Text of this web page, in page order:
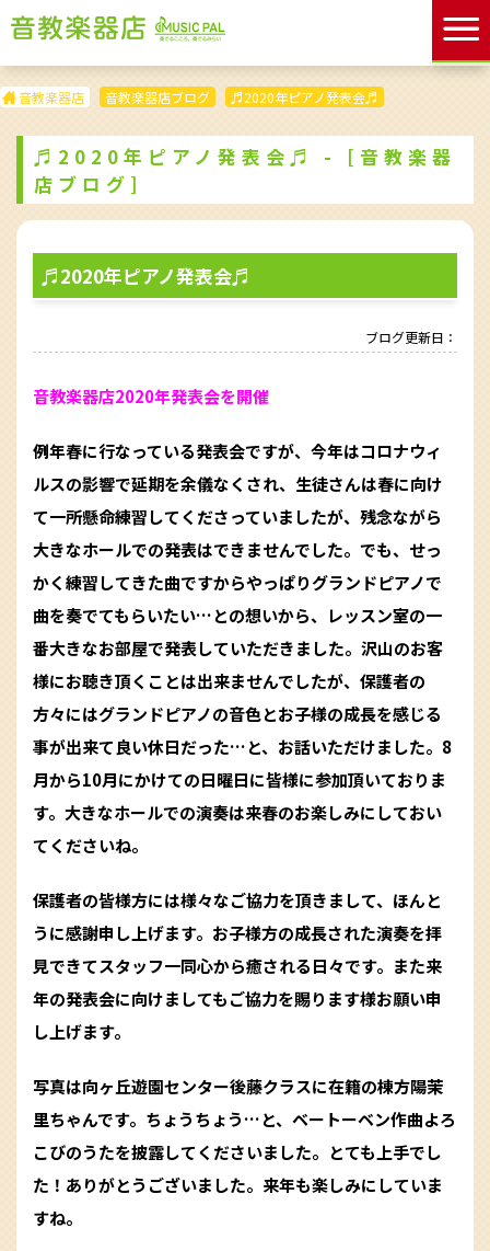
音教楽器店 音教楽器店ブログ ♬2020年ピアノ発表会♬
♬2020年ピアノ発表会♬ - [音教楽器
店ブログ]
♬2020年ピアノ発表会♬
ブログ更新日：
音教楽器店2020年発表会を開催
例年春に行なっている発表会ですが、今年はコロナウィ
ルスの影響で延期を余儀なくされ、生徒さんは春に向け
て一所懸命練習してくださっていましたが、残念ながら
大きなホールでの発表はできませんでした。でも、せっ
かく練習してきた曲ですからやっぱりグランドピアノで
曲を奏でてもらいたい…との想いから、レッスン室の一
番大きなお部屋で発表していただきました。沢山のお客
様にお聴き頂くことは出来ませんでしたが、保護者の
方々にはグランドピアノの音色とお子様の成長を感じる
事が出来て良い休日だった…と、お話いただけました。8
月から10月にかけての日曜日に皆様に参加頂いておりま
す。 大きなホールでの演奏は来春のお楽しみにしておい
てくださいね。
保護者の皆様方には様々なご協力を頂きまして、ほんと
うに感謝申し上げます。お子様方の成長された演奏を拝
見できてスタッフ一同心から癒される日々です。また来
年の発表会に向けましてもご協力を賜ります様お願い申
し上げます。
写真は向ヶ丘遊園センター後藤クラスに在籍の棟方陽茉
里ちゃんです。ちょうちょう…と、ベートーベン作曲よろ
こびのうたを披露してくださいました。とても上手でし
た！ありがとうございました。来年も楽しみにしていま
すね。